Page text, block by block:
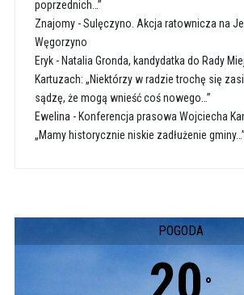
poprzednich…”
Znajomy-Sulęczyno. Akcja ratownicza na
Węgorzyno
Eryk- Natalia Gronda, kandydatka do Rady
Kartuzach: „Niektórzy w radzie trochę się
sądzę, że mogą wnieść coś nowego…”
Ewelina - Konferencja prasowa Wojciecha
„Mamy historycznie niskie zadłużenie gminy…”
POGODA
°